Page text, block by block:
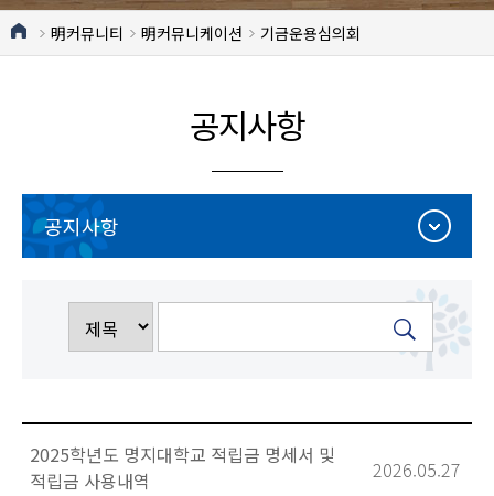
明커뮤니티 明커뮤니케이션 기금운용심의회
공지사항
공지사항
2025학년도 명지대학교 적립금 명세서 및
적립금 사용내역
2026.05.27